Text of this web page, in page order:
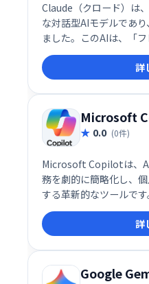
Claude（クロード）は
な対話型AIモデルであ
ました。このAIは、「
ように振る舞うことを
ザーとの自然な対話を
します。
詳
Microsoft
0.0 (0件)
Microsoft Copilotは、
務を劇的に簡略化し、
する革新的なツールで
マイズ性、そして自然
ルワークプレイスの未
注目されています。
詳
Google